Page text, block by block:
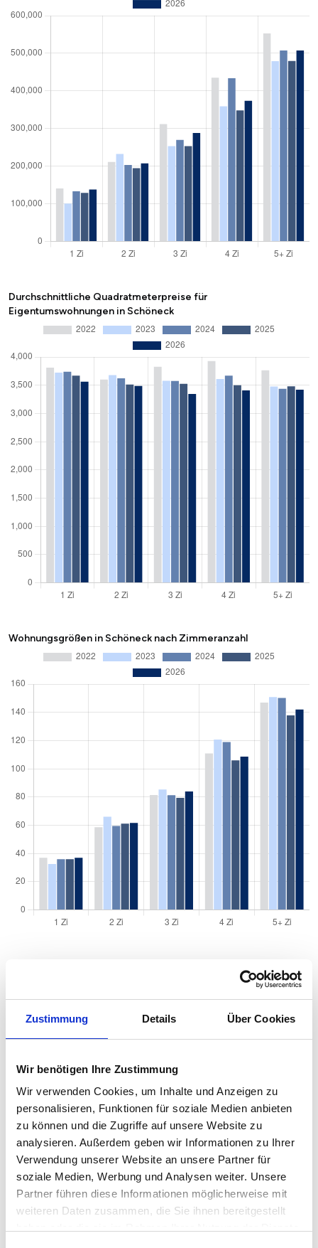
Zustimmung Details Über Cookies
Wir benötigen Ihre Zustimmung
Wir verwenden Cookies, um Inhalte und Anzeigen zu
personalisieren, Funktionen für soziale Medien anbieten
zu können und die Zugriffe auf unsere Website zu
analysieren. Außerdem geben wir Informationen zu Ihrer
Verwendung unserer Website an unsere Partner für
soziale Medien, Werbung und Analysen weiter. Unsere
Partner führen diese Informationen möglicherweise mit
weiteren Daten zusammen, die Sie ihnen bereitgestellt
Durchschnittliche Quadratmeterpreise für
Eigentumswohnungen in Schöneck
Wohnungsgrößen in Schöneck nach Zimmeranzahl
Quadratmeterpreise in Schöneck für Wohnungen
nach Wohnungstyp
Wohnungspreise /m
Sonstige 3.854 €
Erdgeschosswohnung 3.836 € 3.734 € 3.546 €
-
Souterrain 2.953 € 3.032 € 3.242 €
Hochparterre 3.677 € 3.673 € 3.500 €
-
Etagenwohnung 3.621 € 3.438 € 3.332 €
-